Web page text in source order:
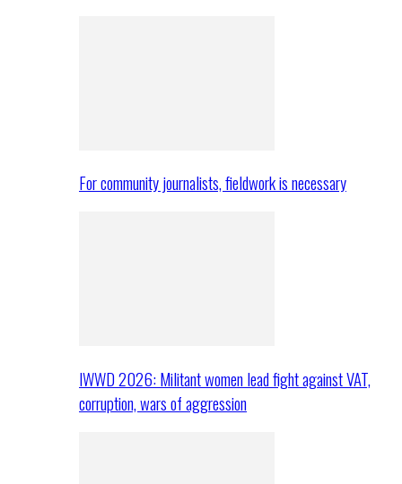
For community journalists, fieldwork is necessary
IWWD 2026: Militant women lead fight against VAT,
corruption, wars of aggression